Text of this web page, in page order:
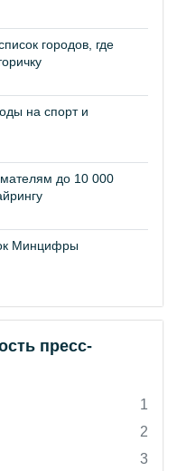
городов, где
на спорт и
до 10 000
Минцифры
пресс-
1
2
3